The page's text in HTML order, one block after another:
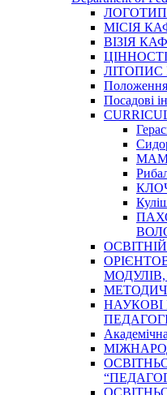
МІСІЯ
ВІЗІЯ
Посадові
НАУКОВІ